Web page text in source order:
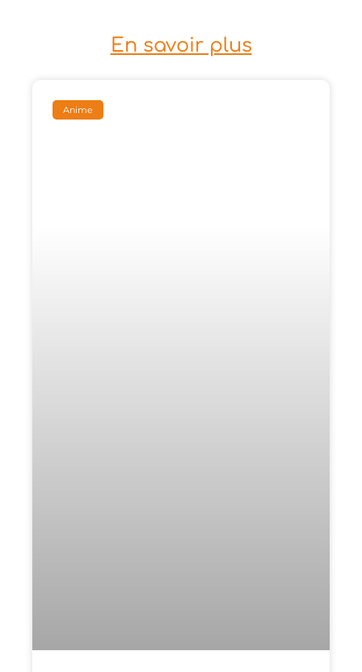
En savoir plus
Anime